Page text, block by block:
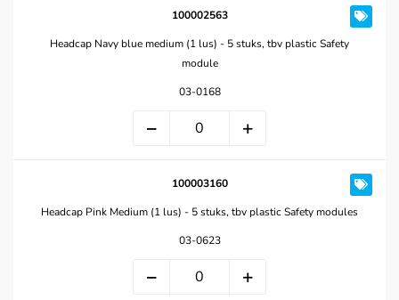
100002563
Headcap Navy blue medium (1 lus) - 5 stuks, tbv plastic Safety
module
03-0168
100003160
Headcap Pink Medium (1 lus) - 5 stuks, tbv plastic Safety modules
03-0623